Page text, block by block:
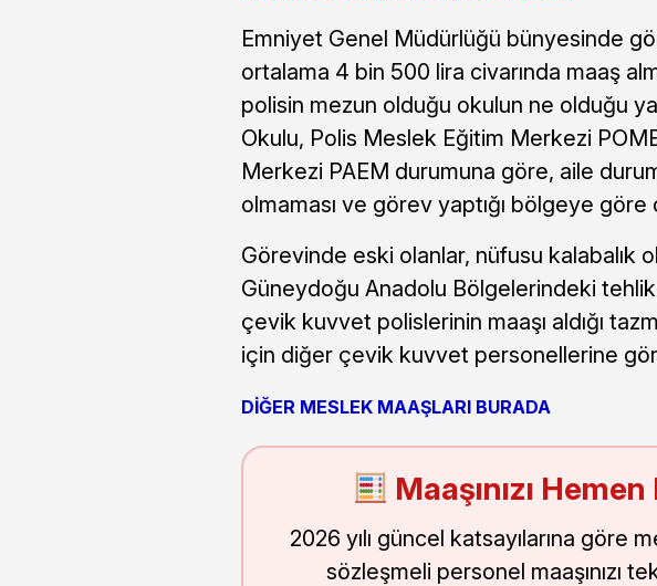
Emniyet Genel Müdürlüğü bünyesinde
ortalama 4 bin 500 lira civarında maaş
polisin mezun olduğu okulun ne olduğu
Okulu, Polis Meslek Eğitim Merkezi
Merkezi PAEM durumuna göre, aile
olmaması ve görev yaptığı bölgeye
Görevinde eski olanlar, nüfusu kalabalık
Güneydoğu Anadolu Bölgelerindeki
çevik kuvvet polislerinin maaşı aldığı
için diğer çevik kuvvet personellerine
DİĞER MESLEK MAAŞLARI BURADA
Maaşınızı
2026 yılı güncel katsayılarına göre
sözleşmeli personel maaşınızı